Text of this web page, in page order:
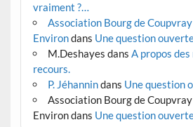
vraiment ?…
Association Bourg de
Environdans Une question
M.Deshayes dans A propos
recours.
P. Jéhannindans Une question
Association Bourg de
Environdans Une question